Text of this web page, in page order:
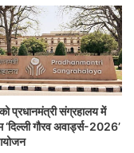
प्रधानमंत्री संग्रहालय में
‘दिल्ली गौरव अवार्ड्स-2026’